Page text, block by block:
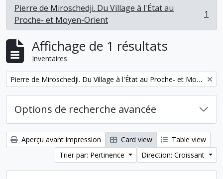
Pierre de Miroschedji. Du Village à l'État au
Proche- et Moyen-Orient
, 1 résultats 1
Affichage de 1 résultats
Inventaires
Remove filter: Pierre de Miroschedji. Du Village à l'État au Proche- et Moyen-Orient
Options de recherche avancée
Aperçu avant impression Card view
Table view
Trier par: Pertinence
Direction: Croissant